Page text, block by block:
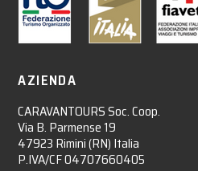
AZIENDA
CARAVANTOURS Soc. Coop.
Via B. Parmense 19
47923 Rimini (RN) Italia
P.IVA/CF 04707660405